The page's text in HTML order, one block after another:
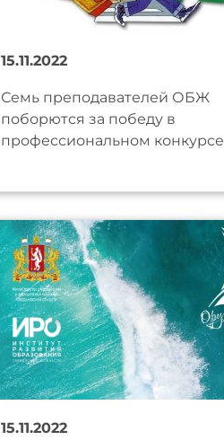
15.11.2022
Семь преподавателей ОБЖ
поборются за победу в
профессиональном конкурсе
15.11.2022